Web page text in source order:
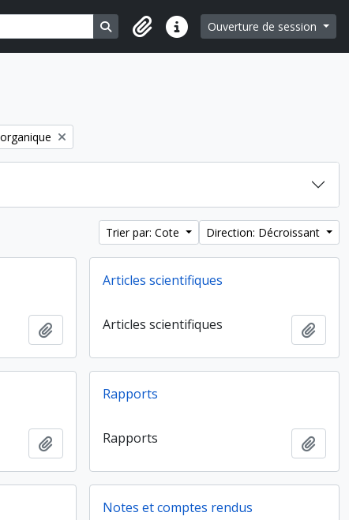
Search in browse page
Liens rapidesOuverture de session
Trier par: Cote Direction: Décroissant
Ajouter au presse-papier
Articles scientifiques
Articles scientifiques
Ajouter au presse-papier
Rapports
Rapports
Notes et comptes rendus